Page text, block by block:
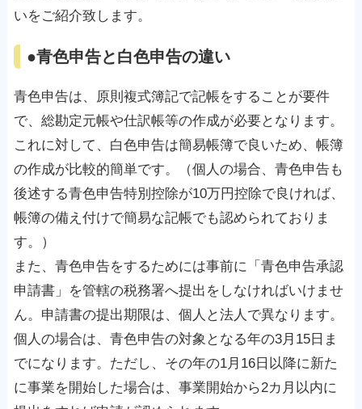
いをご紹介致します。
●青色申告と白色申告の違い
青色申告は、原則複式簿記で記帳をすることが要件
で、総勘定元帳や仕訳帳等の作成が必要となります。
これに対して、白色申告は簡易帳簿で良いため、帳簿
の作成が比較的簡単です。（個人の場合、青色申告も
後述する青色申告特別控除が10万円控除で良ければ、
帳簿の備え付けで簡易な記帳でも認められておりま
す。）
また、青色申告をするためには事前に「青色申告承認
申請書」を管轄の税務署へ提出をしなければいけませ
ん。申請書の提出期限は、個人と法人で異なります。
個人の場合は、青色申告の対象となる年の3月15日ま
でになります。ただし、その年の1月16日以降に新た
に事業を開始した場合は、事業開始から2カ月以内に